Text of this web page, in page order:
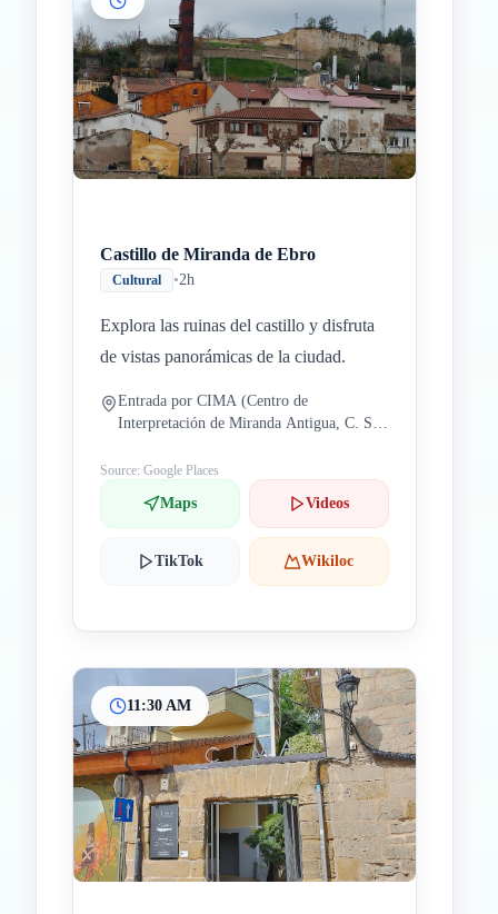
Castillo de Miranda de Ebro
Cultural •2h
Explora las ruinas del castillo y disfruta
de vistas panorámicas de la ciudad.
Entrada por CIMA (Centro de
Interpretación de Miranda Antigua, C. San
Burgos, España)
Source: Google Places
Maps Videos
TikTok Wikiloc
11:30 AM